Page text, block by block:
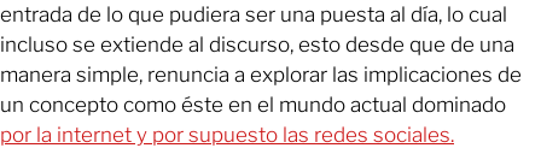
entrada de lo que pudiera ser una puesta al día, lo cual
incluso se extiende al discurso, esto desde que de una
manera simple, renuncia a explorar las implicaciones de
un concepto como éste en el mundo actual dominado
por la internet y por supuesto las redes sociales.